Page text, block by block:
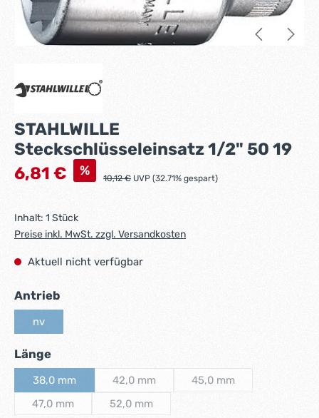
STAHLWILLE
Steckschlüsseleinsatz 1/2" 50 19
Verkaufspreis:
6,81 € % Regulärer Preis:
10,12 € UVP (32.71% gespart)
Inhalt: 1 Stück
Preise inkl. MwSt. zzgl. Versandkosten
Aktuell nicht verfügbar
Antriebauswählen
nv
Längeauswählen
38,0 mm
(Diese Option ist zurzeit nicht verfügbar.)
42,0 mm
(Diese Option ist zurzeit nicht verfügbar.)
45,0 mm
47,0 mm
(Diese Option ist zurzeit nicht verfügbar.)
52,0 mm